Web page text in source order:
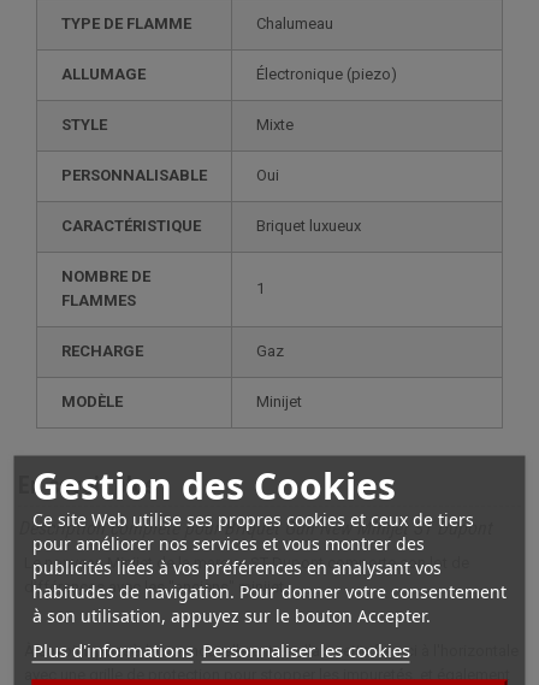
Gestion des Cookies
Ce site Web utilise ses propres cookies et ceux de tiers
pour améliorer nos services et vous montrer des
publicités liées à vos préférences en analysant vos
habitudes de navigation. Pour donner votre consentement
à son utilisation, appuyez sur le bouton Accepter.
Plus d'informations Personnaliser les cookies
TYPE DE FLAMME Chalumeau
ALLUMAGE électronique (piezo)
STYLE mixte
PERSONNALISABLE oui
CARACTÉRISTIQUE briquet luxueux
NOMBRE DE
FLAMMES
1
RECHARGE gaz
MODÈLE minijet
En savoir plus
Description complète pour Briquet Gun New Minijet ST Dupont
Le nouveau Minijet de la marque ST Dupont comporte son lot de
différences avec les "anciens" minijet.
À savoir il possède une nouvelle entrée d'air, cette fois-ci à l'horizontale
avec une grille de protection pour stopper les impuretés, et également